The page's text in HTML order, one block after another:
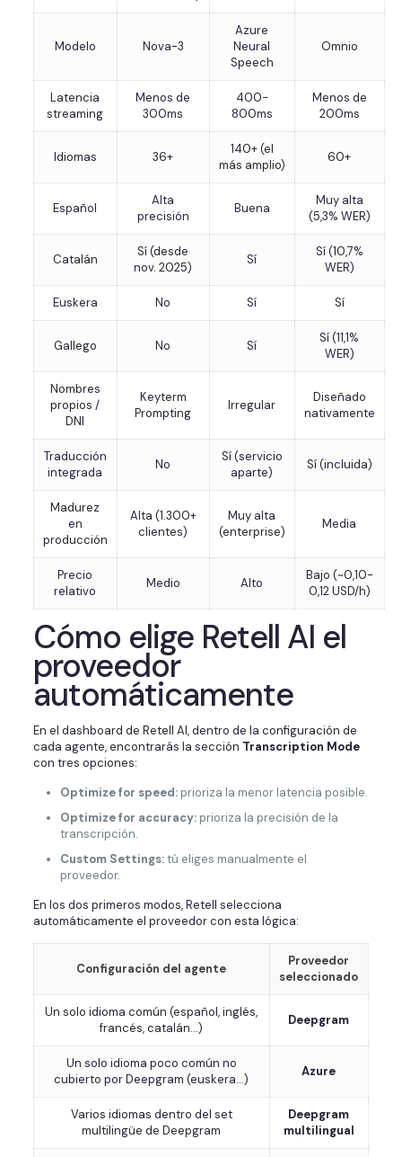
Modelo Nova-3
Azure
Neural
Speech
Omnio
Latencia
streaming
Menos de
300ms
400-
800ms
Menos de
200ms
Idiomas 36+
140+ (el
más amplio)
60+
Español
Alta
precisión
Buena
Muy alta
(5,3% WER)
Catalán
Sí (desde
nov. 2025)
Sí
Sí (10,7%
WER)
Euskera No Sí Sí
Gallego No Sí
Sí (11,1%
WER)
Nombres
propios /
DNI
Keyterm
Prompting
Irregular
Diseñado
nativamente
Traducción
integrada
No
Sí (servicio
aparte)
Sí (incluida)
Madurez
en
producción
Alta (1.300+
clientes)
Muy alta
(enterprise)
Media
Precio
relativo
Medio Alto
Bajo (~0,10-
0,12 USD/h)
Cómo elige Retell AI el
proveedor
automáticamente
En el dashboard de Retell AI, dentro de la configuración de
cada agente, encontrarás la sección Transcription Mode
con tres opciones:
Optimize for speed:prioriza la menor latencia posible.
Optimize for accuracy:prioriza la precisión de la
transcripción.
Custom Settings:tú eliges manualmente el
proveedor.
En los dos primeros modos, Retell selecciona
automáticamente el proveedor con esta lógica:
Configuración del agente
Proveedor
seleccionado
Un solo idioma común (español, inglés,
francés, catalán…)
Deepgram
Un solo idioma poco común no
cubierto por Deepgram (euskera…)
Azure
Varios idiomas dentro del set
multilingüe de Deepgram
Deepgram
multilingual